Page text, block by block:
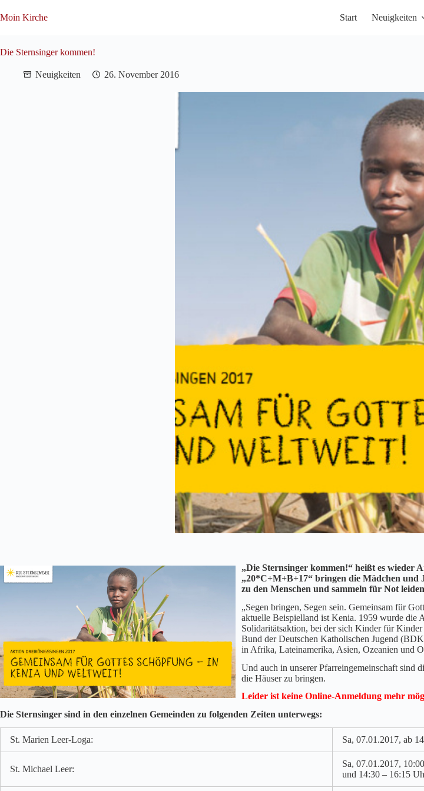
Inhalt
Moin Kirche Start Neuigkeiten
Die Sternsinger kommen!
Neuigkeiten 26. November 2016
„Die Sternsinger kommen!“ heißt es wieder
„20*C+M+B+17“ bringen die Mädchen und
zu den Menschen und sammeln für Not
„Segen bringen, Segen sein. Gemeinsam für
aktuelle Beispielland ist Kenia. 1959 wurde die
Solidaritätsaktion, bei der sich Kinder für
Bund der Deutschen Katholischen Jugend
in Afrika, Lateinamerika, Asien, Ozeanien und
Und auch in unserer Pfarreingemeinschaft sind
die Häuser zu bringen.
Leider ist keine Online-Anmeldung mehr
Die Sternsinger sind in den einzelnen Gemeinden zu folgenden Zeiten unterwegs:
St. Marien Leer-Loga: Sa, 07.01.2017, ab
St. Michael Leer:
Sa, 07.01.2017,
und 14:30 – 16:15